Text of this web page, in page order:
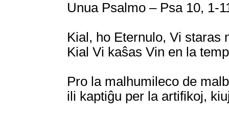
Unua Psalmo – Psa 10, 1-
Kial, ho Eternulo, Vi staras
Kial Vi kaŝas Vin en la
Pro la malhumileco de
ili kaptiĝu per la artifikoj,